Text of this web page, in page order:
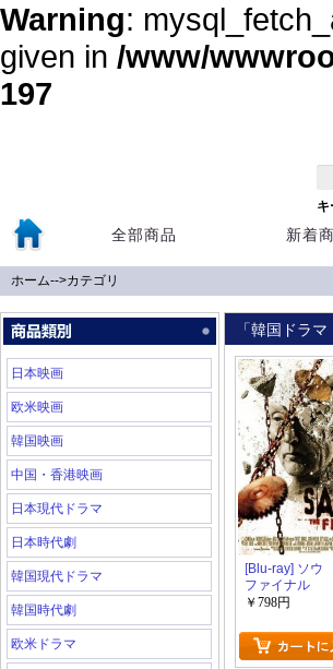
Warning:
given in /www/
197
キ
全部商品 新着
ホーム-->カテゴリ
日本映画
欧米映画
韓国映画
中国・香港映画
日本現代ドラマ
日本時代劇
韓国現代ドラマ
韓国時代劇
欧米ドラマ
「韓国ドラ
[Blu-ray] ソウ
ファイナル
￥798円